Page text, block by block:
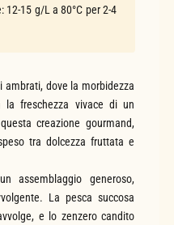
15 g/L a 80°C per 2-4
dove la morbidezza
freschezza vivace di un
creazione gourmand,
tra dolcezza fruttata e
assemblaggio generoso,
La pesca succosa
e lo zenzero candito